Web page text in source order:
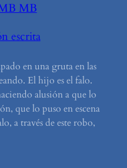
MB
escrita
en una gruta en las
El hijo es el falo.
alusión a que lo
que lo puso en escena
a través de este robo,